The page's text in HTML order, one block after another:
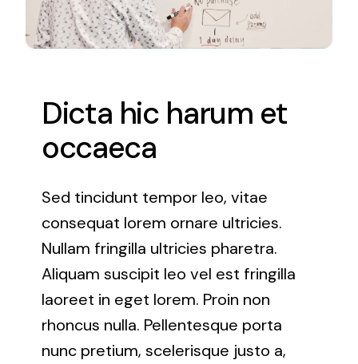
Jeux Vidéo
Motion design/Vidéo
maîtriser les techniques d’animation graphique.
Dicta hic harum et
occaeca
Sed tincidunt tempor leo, vitae
consequat lorem ornare ultricies.
Nullam fringilla ultricies pharetra.
Aliquam suscipit leo vel est fringilla
laoreet in eget lorem. Proin non
rhoncus nulla. Pellentesque porta
nunc pretium, scelerisque justo a,